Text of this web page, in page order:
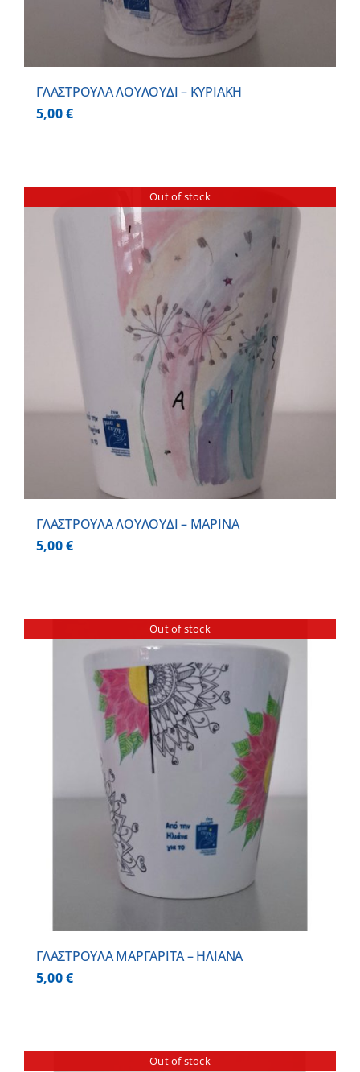
ΓΛΑΣΤΡΟΥΛΑ ΛΟΥΛΟΥΔΙ – ΚΥΡΙΑΚΗ
5,00€
Out of stock
ΓΛΑΣΤΡΟΥΛΑ ΛΟΥΛΟΥΔΙ – ΜΑΡΙΝΑ
5,00€
Out of stock
ΓΛΑΣΤΡΟΥΛΑ ΜΑΡΓΑΡΙΤΑ – ΗΛΙΑΝΑ
5,00€
Out of stock